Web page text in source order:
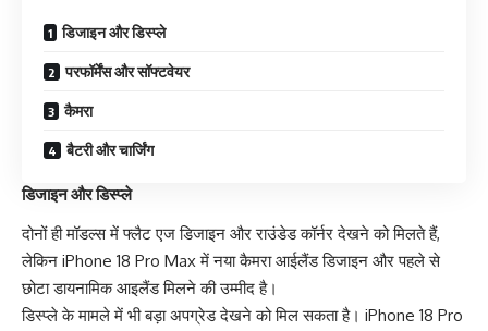
डिजाइन और डिस्प्ले
परफॉर्मेंस और सॉफ्टवेयर
कैमरा
बैटरी और चार्जिंग
डिजाइन और डिस्प्ले
दोनों ही मॉडल्स में फ्लैट एज डिजाइन और राउंडेड कॉर्नर देखने को मिलते हैं,
लेकिन iPhone 18 Pro Max में नया कैमरा आईलैंड डिजाइन और पहले से
छोटा डायनामिक आइलैंड मिलने की उम्मीद है।
डिस्प्ले के मामले में भी बड़ा अपग्रेड देखने को मिल सकता है। iPhone 18 Pro